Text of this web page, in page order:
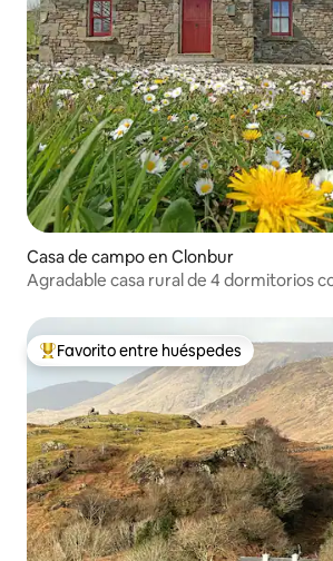
Casa de campo en Clonbur
Agradable casa rural de 4 dormitorios
Favorito entre huéspedes preferido
Favorito entre huéspedes